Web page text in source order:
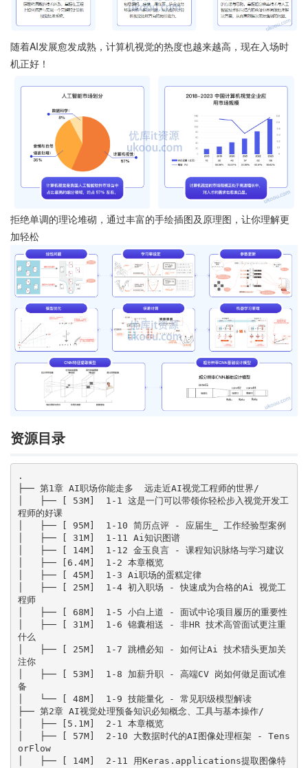
随着AI发展愈发成熟，计算机视觉的热度也越来越高，现在入场时
机正好！
拒绝单调的理论堆砌，通过丰富的手绘插图及原理图，让你理解更
加轻松
资源目录
.
├── 第1章 AI职场你能走多  远走近AI视觉工程师的世界/
│   ├── [ 53M]  1-1 这是一门可以带领你轻松步入视觉开发工
程师的好课
│   ├── [ 95M]  1-10 简历点评 - 应届生_ 工作经验型案例
│   ├── [ 31M]  1-11 Ai知识图谱
│   ├── [ 14M]  1-12 金玉良言 - 课程知识脉络与学习建议
│   ├── [6.4M]  1-2 本章概览
│   ├── [ 45M]  1-3 Ai职场的蛋糕定律
│   ├── [ 25M]  1-4 初入职场 - 快速成为合格的Ai 视觉工
程师
│   ├── [ 68M]  1-5 小白上道 - 面试中论项目履历的重要性
│   ├── [ 31M]  1-6 锦囊相送 - 非HR 技术高管面试更注重
什么
│   ├── [ 25M]  1-7 跳槽必知 - 如何让Ai 技术猎头更加关
注你
│   ├── [ 53M]  1-8 加薪升职 - 高端CV 岗如何做足面试准
备
│   └── [ 48M]  1-9 技能量化 - 常见职级模型解读
├── 第2章 AI视觉处理预备知识必知概念、工具与基本操作/
│   ├── [5.1M]  2-1 本章概览
│   ├── [ 57M]  2-10 大数据时代的AI图像处理框架 - Tens
orFlow
│   ├── [ 14M]  2-11 用Keras.applications提取图像特